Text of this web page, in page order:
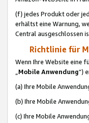
(f) jedes Produkt oder
erhältst eine Warnung,
Central ausgeschlossen
Richtlinie für
Wenn Ihre Website eine
„Mobile Anwendung“)
(a) Ihre Mobile
(b) Ihre Mobile
(c) Ihre Mobile